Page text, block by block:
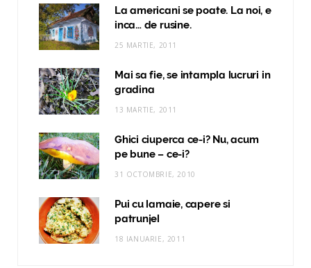
La americani se poate. La noi, e
inca… de rusine.
25 MARTIE, 2011
Mai sa fie, se intampla lucruri in
gradina
13 MARTIE, 2011
Ghici ciuperca ce-i? Nu, acum
pe bune – ce-i?
31 OCTOMBRIE, 2010
Pui cu lamaie, capere si
patrunjel
18 IANUARIE, 2011